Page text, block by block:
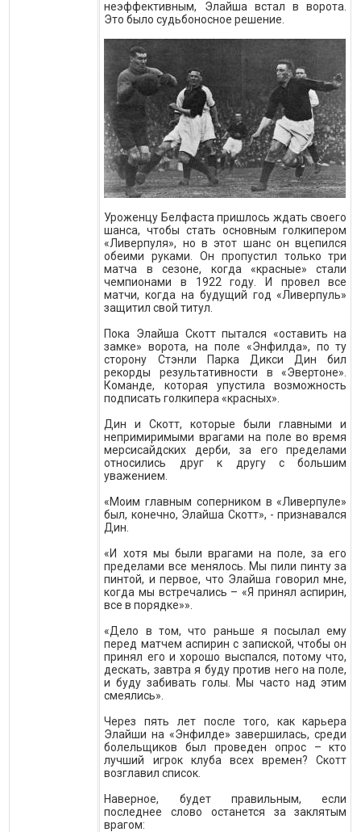
неэффективным, Элайша встал в ворота.
Это было судьбоносное решение.
Уроженцу Белфаста пришлось ждать своего
шанса, чтобы стать основным голкипером
«Ливерпуля», но в этот шанс он вцепился
обеими руками. Он пропустил только три
матча в сезоне, когда «красные» стали
чемпионами в 1922 году. И провел все
матчи, когда на будущий год «Ливерпуль»
защитил свой титул.
Пока Элайша Скотт пытался «оставить на
замке» ворота, на поле «Энфилда», по ту
сторону Стэнли Парка Дикси Дин бил
рекорды результативности в «Эвертоне».
Команде, которая упустила возможность
подписать голкипера «красных».
Дин и Скотт, которые были главными и
непримиримыми врагами на поле во время
мерсисайдских дерби, за его пределами
относились друг к другу с большим
уважением.
«Моим главным соперником в «Ливерпуле»
был, конечно, Элайша Скотт», - признавался
Дин.
«И хотя мы были врагами на поле, за его
пределами все менялось. Мы пили пинту за
пинтой, и первое, что Элайша говорил мне,
когда мы встречались – «Я принял аспирин,
все в порядке»».
«Дело в том, что раньше я посылал ему
перед матчем аспирин с запиской, чтобы он
принял его и хорошо выспался, потому что,
дескать, завтра я буду против него на поле,
и буду забивать голы. Мы часто над этим
смеялись».
Через пять лет после того, как карьера
Элайши на «Энфилде» завершилась, среди
болельщиков был проведен опрос – кто
лучший игрок клуба всех времен? Скотт
возглавил список.
Наверное, будет правильным, если
последнее слово останется за заклятым
врагом: